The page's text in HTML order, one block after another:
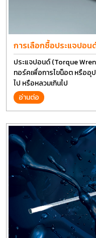
การเลือกซื้อประแจปอ
ประแจปอนด์ (Torque
ทอร์คเพื่อการไขน็อต หรืออุ
ไป หรือหลวมเกินไป
อ่านต่อ